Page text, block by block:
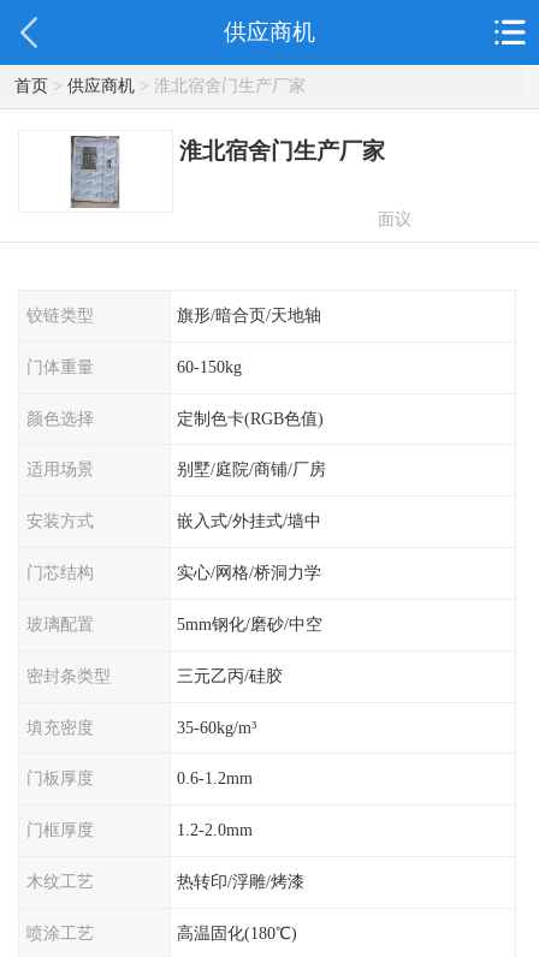
供应商机
首页> 供应商机> 淮北宿舍门生产厂家
淮北宿舍门生产厂家
面议
铰链类型 旗形/暗合页/天地轴
门体重量 60-150kg
颜色选择 定制色卡(RGB色值)
适用场景 别墅/庭院/商铺/厂房
安装方式 嵌入式/外挂式/墙中
门芯结构 实心/网格/桥洞力学
玻璃配置 5mm钢化/磨砂/中空
密封条类型 三元乙丙/硅胶
填充密度 35-60kg/m³
门板厚度 0.6-1.2mm
门框厚度 1.2-2.0mm
木纹工艺 热转印/浮雕/烤漆
喷涂工艺 高温固化(180℃)